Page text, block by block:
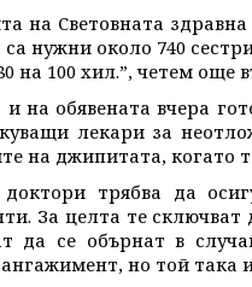
на Световната
нужни около 740
на 100 хил.”, четем още
на обявената вчера
лекари за
на джипитата, когато
трябва да
За целта те
да се обърнат в
но той така